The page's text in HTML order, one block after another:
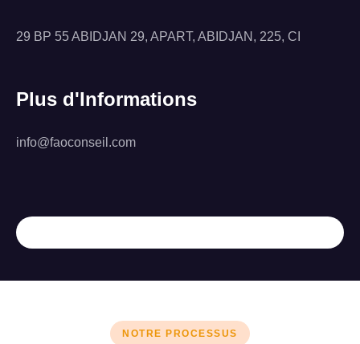
29 BP 55 ABIDJAN 29, APART, ABIDJAN, 225, CI
Plus d'Informations
info@faoconseil.com
NOTRE PROCESSUS